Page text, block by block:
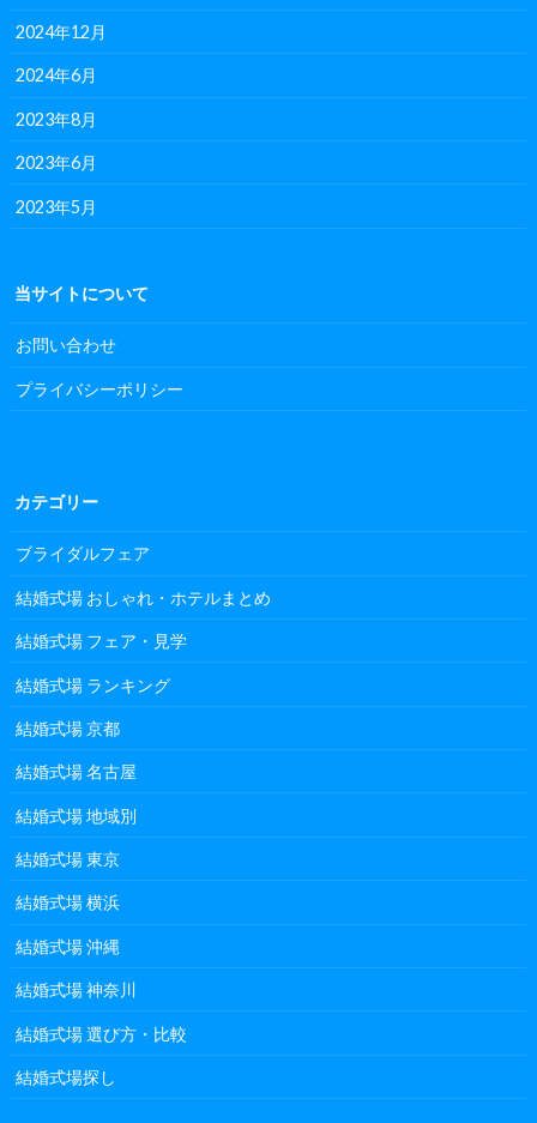
2024年12月
2024年6月
2023年8月
2023年6月
2023年5月
当サイトについて
お問い合わせ
プライバシーポリシー
カテゴリー
ブライダルフェア
結婚式場 おしゃれ・ホテルまとめ
結婚式場 フェア・見学
結婚式場 ランキング
結婚式場 京都
結婚式場 名古屋
結婚式場 地域別
結婚式場 東京
結婚式場 横浜
結婚式場 沖縄
結婚式場 神奈川
結婚式場 選び方・比較
結婚式場探し